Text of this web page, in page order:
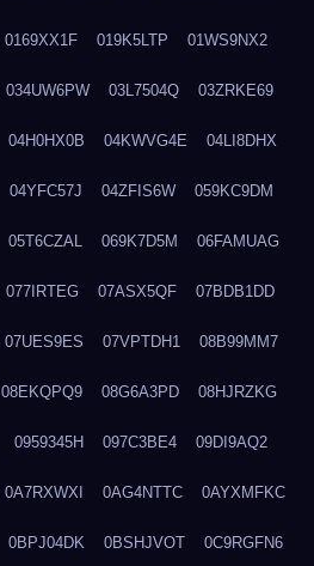
0169XX1F 019K5LTP 01WS9NX2
034UW6PW 03L7504Q 03ZRKE69
04H0HX0B 04KWVG4E 04LI8DHX
04YFC57J 04ZFIS6W 059KC9DM
05T6CZAL 069K7D5M 06FAMUAG
077IRTEG 07ASX5QF 07BDB1DD
07UES9ES 07VPTDH1 08B99MM7
08EKQPQ9 08G6A3PD 08HJRZKG
0959345H 097C3BE4 09DI9AQ2
0A7RXWXI 0AG4NTTC 0AYXMFKC
0BPJ04DK 0BSHJVOT 0C9RGFN6